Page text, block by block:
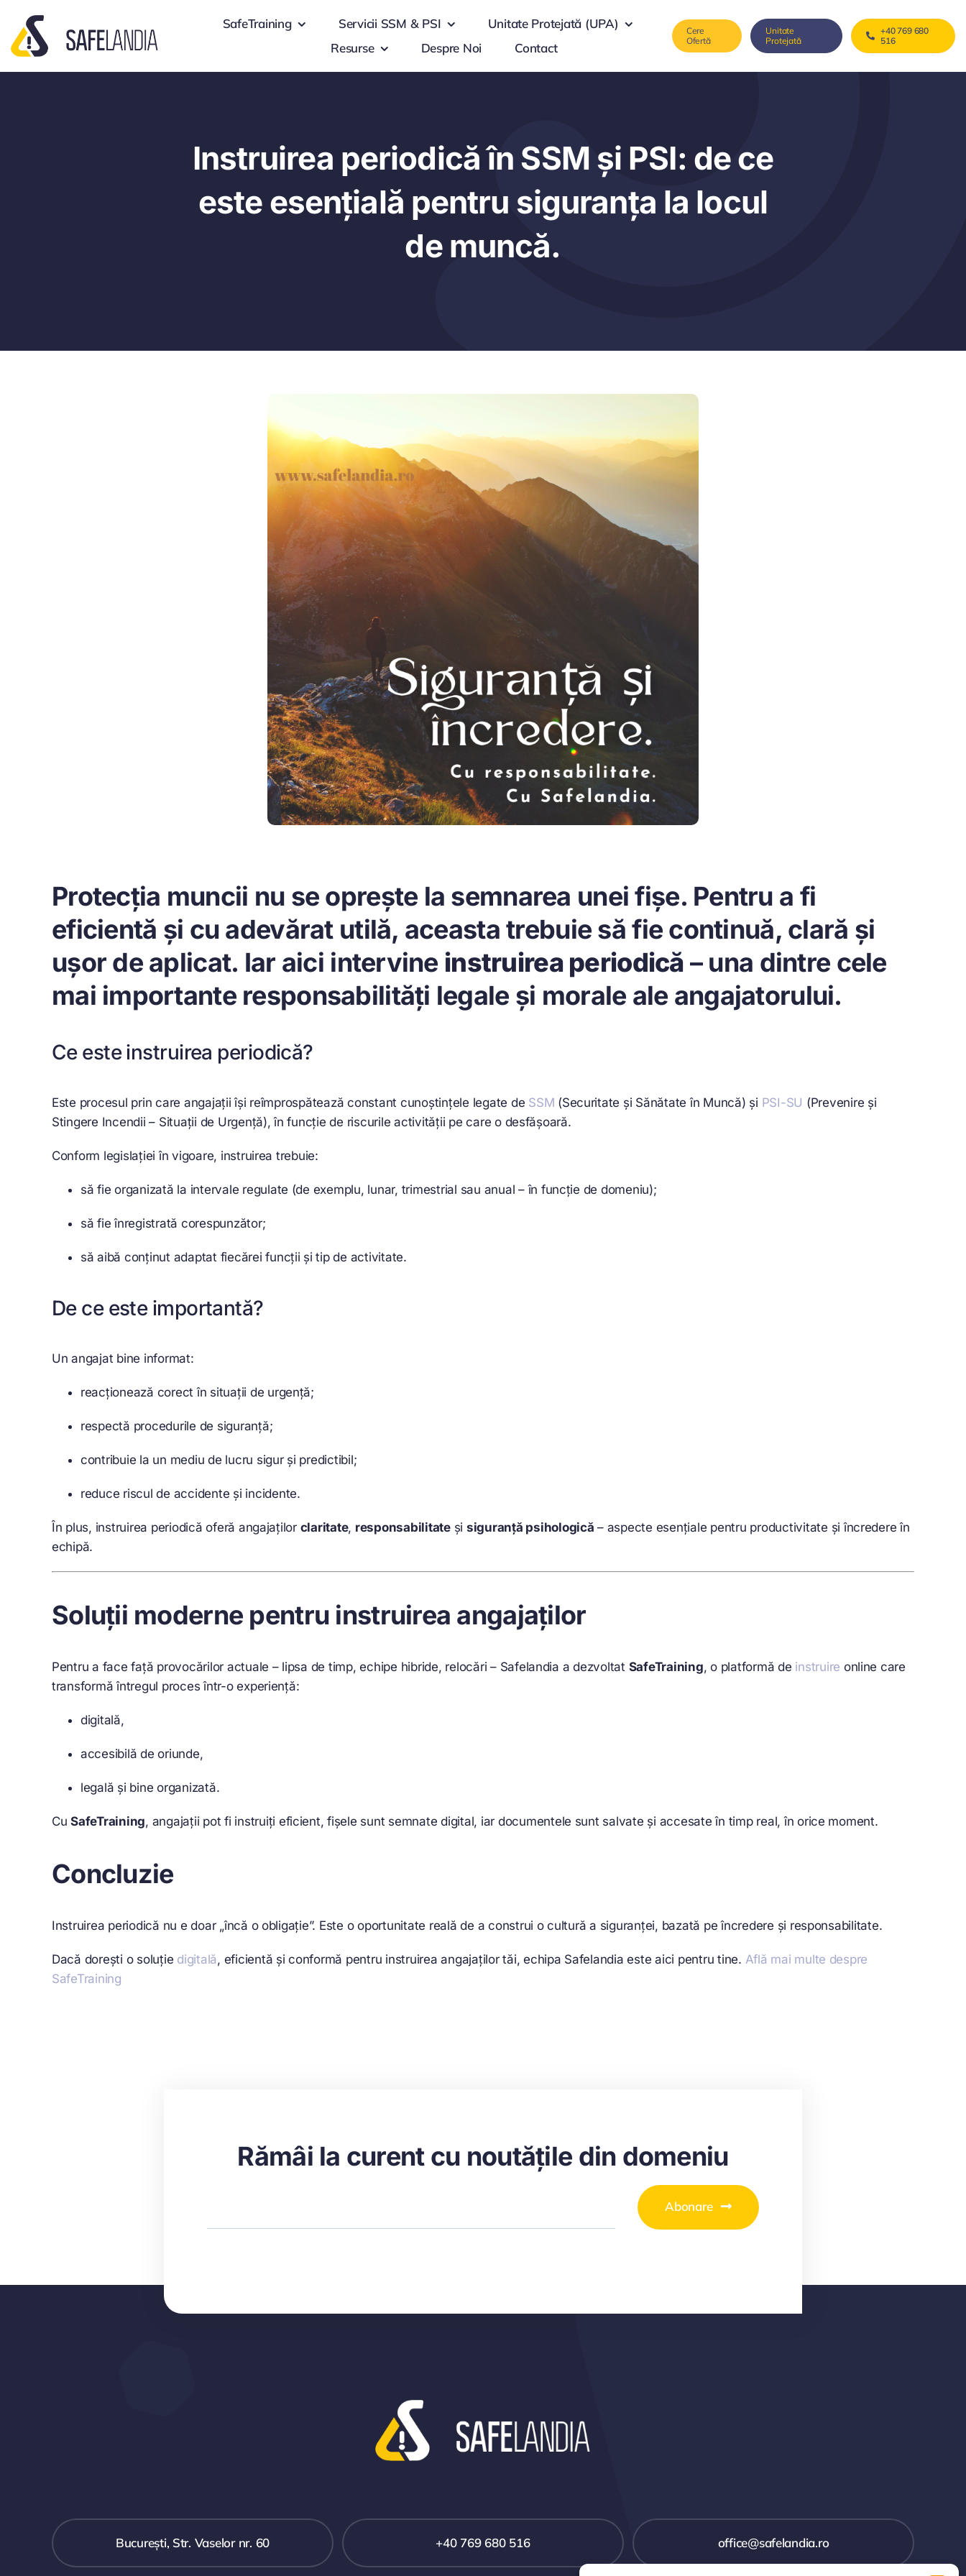
content
SafeTraining Servicii SSM & PSI
Unitate Protejată (UPA)
Resurse
Despre Noi Contact
Cere
Ofertă
Unitate
Protejată
+40 769 680
516
Instruirea periodică în SSM și PSI: de ce
este esențială pentru siguranța la locul
de muncă.
Protecția muncii nu se oprește la semnarea unei fișe. Pentru a fi
eficientă și cu adevărat utilă, aceasta trebuie să fie continuă, clară și
ușor de aplicat. Iar aici intervine instruirea periodică – una dintre cele
mai importante responsabilități legale și morale ale angajatorului.
Ce este instruirea periodică?
Este procesul prin care angajații își reîmprospătează constant cunoștințele legate de SSM (Securitate și Sănătate în Muncă) și PSI-SU (Prevenire și
Stingere Incendii – Situații de Urgență), în funcție de riscurile activității pe care o desfășoară.
Conform legislației în vigoare, instruirea trebuie:
să fie organizată la intervale regulate (de exemplu, lunar, trimestrial sau anual – în funcție de domeniu);
să fie înregistrată corespunzător;
să aibă conținut adaptat fiecărei funcții și tip de activitate.
De ce este importantă?
Un angajat bine informat:
reacționează corect în situații de urgență;
respectă procedurile de siguranță;
contribuie la un mediu de lucru sigur și predictibil;
reduce riscul de accidente și incidente.
În plus, instruirea periodică oferă angajaților claritate, responsabilitateși siguranță psihologică – aspecte esențiale pentru productivitate și încredere în
echipă.
Soluții moderne pentru instruirea angajaților
Pentru a face față provocărilor actuale – lipsa de timp, echipe hibride, relocări – Safelandia a dezvoltat SafeTraining, o platformă de instruire online care
transformă întregul proces într-o experiență:
digitală,
accesibilă de oriunde,
legală și bine organizată.
CuSafeTraining, angajații pot fi instruiți eficient, fișele sunt semnate digital, iar documentele sunt salvate și accesate în timp real, în orice moment.
Concluzie
Instruirea periodică nu e doar „încă o obligație”. Este o oportunitate reală de a construi o cultură a siguranței, bazată pe încredere și responsabilitate.
Dacă dorești o soluție digitală , eficientă și conformă pentru instruirea angajaților tăi, echipa Safelandia este aici pentru tine. Află mai multe despre
SafeTraining
Rămâi la curent cu noutățile din domeniu
Abonare
București, Str. Vaselor nr. 60 +40 769 680 516 office@safelandia.ro